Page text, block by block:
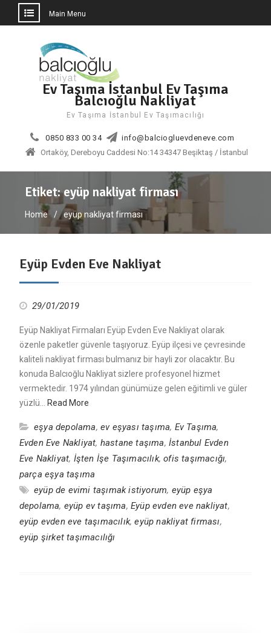
Main Menu
Ev Taşıma İstanbul Ev Taşıma
Balcıoğlu Nakliyat
Ev Taşıma İstanbul Ev Taşımacılığı
0850 833 00 34
info@balciogluevdeneve.com
Ortaköy, Dereboyu Caddesi No:14 34347 Beşiktaş / İstanbul
Etiket:eyüp nakliyat firması
Home eyüp nakliyat firması
Eyüp Evden Eve Nakliyat
29/01/2019
Eyüp Nakliyat Firmaları Eyüp Evden Eve Nakliyat olarak
özenle paketler güvenle taşıyoruz. Eyüp ilçesi ve çevresinde
kaliteli nakliyat firması bulmanız bir hayli zor olacaktır. Bu
konuda Balcıoğlu Nakliyat sizlere profesyonel hizmet
vermektedir. 1974 yılından günümüze gelen eğitimli ve güler
yüzlü… Read More
eşya depolama, ev eşyası taşıma, Ev Taşıma,
Evden Eve Nakliyat, hastane taşıma, İstanbul Evden
Eve Nakliyat, İşten İşe Taşımacılık,ofis taşımacığı,
parça eşya taşıma
eyüp de evimi taşımak istiyorum, eyüp eşya
depolama, eyüp ev taşıma, Eyüp evden eve nakliyat,
eyüp evden eve taşımacılık,eyüp nakliyat firması,
eyüp şirket taşımacılığı